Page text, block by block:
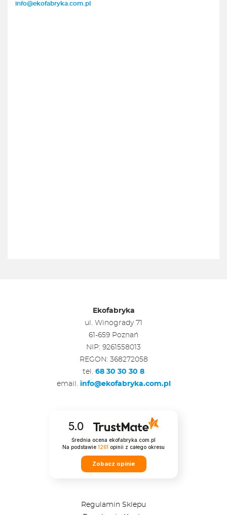
info@ekofabryka.com.pl
Ekofabryka
ul. Winogrady 71
61-659 Poznań
NIP: 9261558013
REGON: 368272058
tel. 68 30 30 30 8
email. info@ekofabryka.com.pl
5.0
Średnia ocena ekofabryka.com.pl
Na podstawie 1261 opinii z całego okresu
Zobacz opinie
Regulamin Sklepu